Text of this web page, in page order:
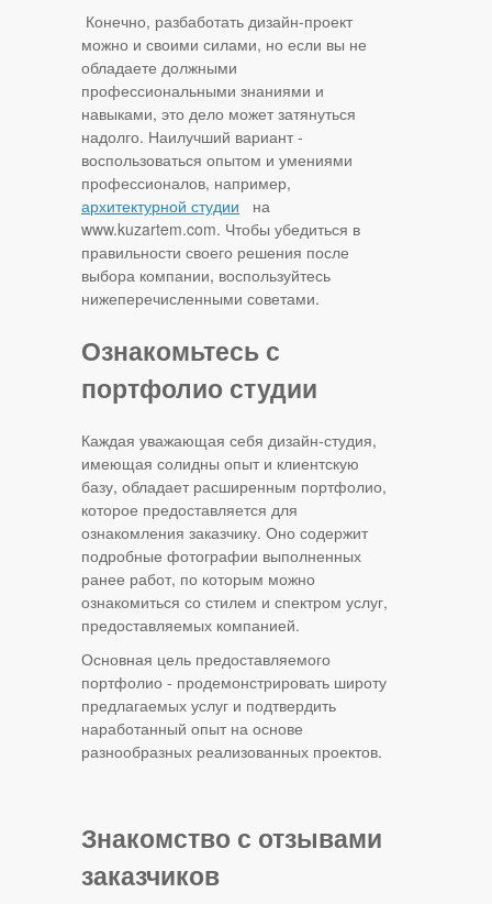
Конечно, разбаботать дизайн-проект
можно и своими силами, но если вы не
обладаете должными
профессиональными знаниями и
навыками, это дело может затянуться
надолго. Наилучший вариант -
воспользоваться опытом и умениями
профессионалов, например,
архитектурной студии на
www.kuzartem.com. Чтобы убедиться в
правильности своего решения после
выбора компании, воспользуйтесь
нижеперечисленными советами.
Ознакомьтесь с
портфолио студии
Каждая уважающая себя дизайн-студия,
имеющая солидны опыт и клиентскую
базу, обладает расширенным портфолио,
которое предоставляется для
ознакомления заказчику. Оно содержит
подробные фотографии выполненных
ранее работ, по которым можно
ознакомиться со стилем и спектром услуг,
предоставляемых компанией.
Основная цель предоставляемого
портфолио - продемонстрировать широту
предлагаемых услуг и подтвердить
наработанный опыт на основе
разнообразных реализованных проектов.
Знакомство с отзывами
заказчиков